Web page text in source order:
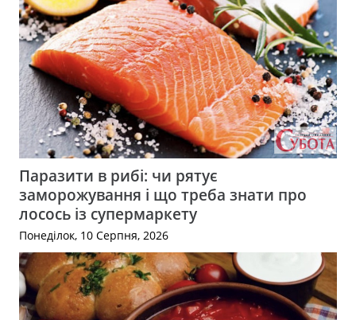
Паразити в рибі: чи рятує
заморожування і що треба знати про
лосось із супермаркету
Понеділок, 10 Серпня, 2026